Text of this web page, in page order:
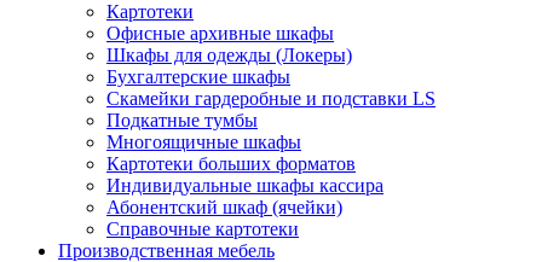
Картотеки
Офисные архивные шкафы
Шкафы для одежды (Локеры)
Бухгалтерские шкафы
Скамейки гардеробные и подставки LS
Подкатные тумбы
Многоящичные шкафы
Картотеки больших форматов
Индивидуальные шкафы кассира
Абонентский шкаф (ячейки)
Справочные картотеки
Производственная мебель